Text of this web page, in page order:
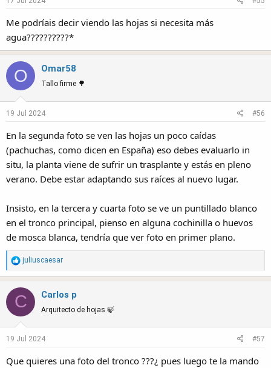
:
Me podríais decir viendo las hojas si necesita más
agua??????????*
O Omar58
Tallo firme 🌳
19 Jul 2024 #56
En la segunda foto se ven las hojas un poco caídas
(pachuchas, como dicen en España) eso debes evaluarlo in
situ, la planta viene de sufrir un trasplante y estás en pleno
verano. Debe estar adaptando sus raíces al nuevo lugar.
Insisto, en la tercera y cuarta foto se ve un puntillado blanco
en el tronco principal, pienso en alguna cochinilla o huevos
de mosca blanca, tendría que ver foto en primer plano.
R
e
c
t
i
o
n
:
juliuscaesar
C Carlos p
Arquitecto de hojas 🍃
19 Jul 2024 #57
Que quieres una foto del tronco ???¿ pues luego te la mando